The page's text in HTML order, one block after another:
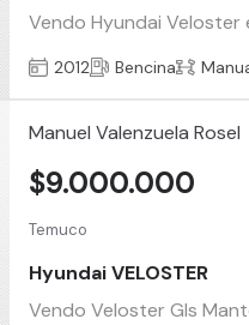
Vendo Hyundai Veloster
2012 Bencina
Manuel Valenzuela Rosel
Temuco
Hyundai VELOSTER
Vendo Veloster Gls
$9.000.000